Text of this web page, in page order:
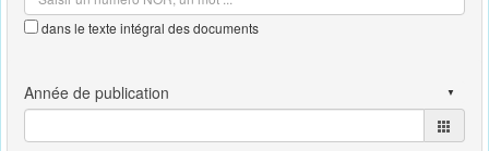
dans le texte intégral des documents